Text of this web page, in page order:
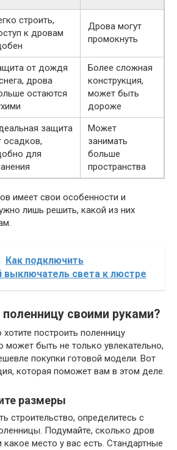
строить,
к дровам
Дрова могут
промокнуть
от дождя
дрова
остаются
Более сложная
конструкция,
может быть
дороже
защита
осадков,
для
Может
занимать
больше
пространства
имеет свои особенности и
лишь решить, какой из них
Как подключить
выключатель света к люстре
поленницу своими руками?
построить поленницу
может быть не только увлекательно,
покупки готовой модели. Вот
которая поможет вам в этом деле.
размеры
строительство, определитесь с
Подумайте, сколько дров
какое место у вас есть. Стандартные